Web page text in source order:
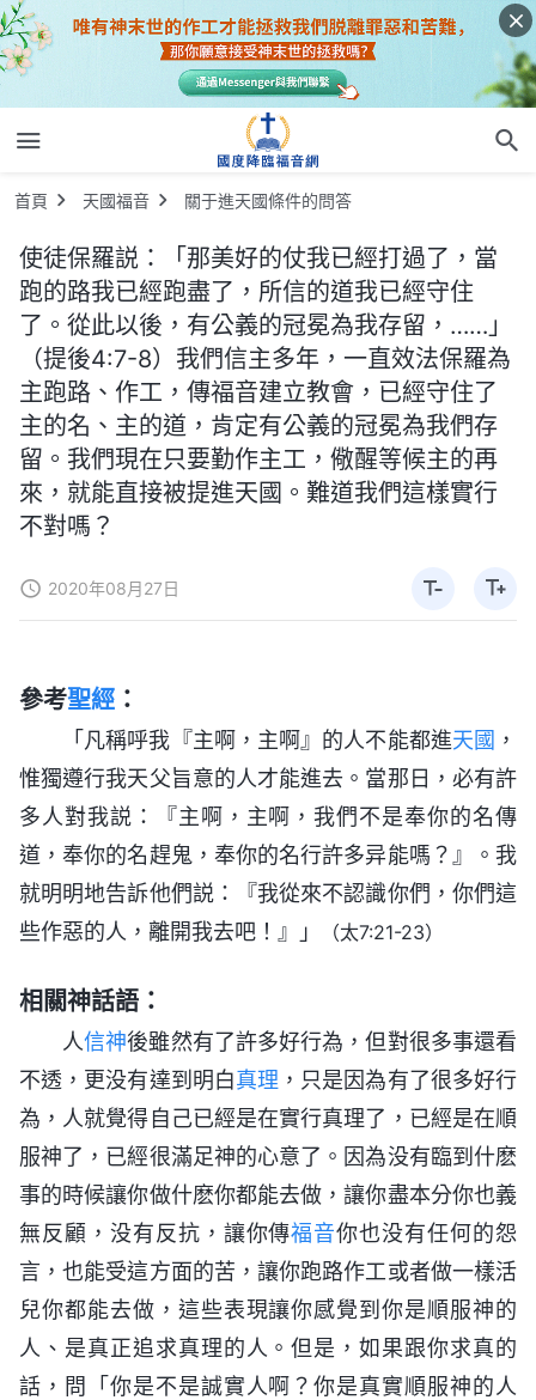
首頁 天國福音 關于進天國條件的問答
使徒保羅説：「那美好的仗我已經打過了，當
跑的路我已經跑盡了，所信的道我已經守住
了。從此以後，有公義的冠冕為我存留，……」
（提後4:7-8）我們信主多年，一直效法保羅為
主跑路、作工，傳福音建立教會，已經守住了
主的名、主的道，肯定有公義的冠冕為我們存
留。我們現在只要勤作主工，儆醒等候主的再
來，就能直接被提進天國。難道我們這樣實行
不對嗎？
2020年08月27日
參考聖經 ：
「凡稱呼我『主啊，主啊』的人不能都進天國 ，
惟獨遵行我天父旨意的人才能進去。當那日，必有許
多人對我説：『主啊，主啊，我們不是奉你的名傳
道，奉你的名趕鬼，奉你的名行許多异能嗎？』。我
就明明地告訴他們説：『我從來不認識你們，你們這
些作惡的人，離開我去吧！』」
（太7:21-23）
相關神話語：
人信神後雖然有了許多好行為，但對很多事還看
不透，更没有達到明白真理 ，只是因為有了很多好行
為，人就覺得自己已經是在實行真理了，已經是在順
服神了，已經很滿足神的心意了。因為没有臨到什麽
事的時候讓你做什麽你都能去做，讓你盡本分你也義
無反顧，没有反抗，讓你傳福音你也没有任何的怨
言，也能受這方面的苦，讓你跑路作工或者做一樣活
兒你都能去做，這些表現讓你感覺到你是順服神的
人、是真正追求真理的人。但是，如果跟你求真的
話，問「你是不是誠實人啊？你是真實順服神的人